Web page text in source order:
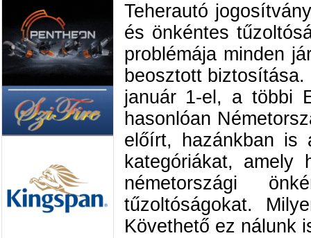
Teherautó
és önkéntes
problémája minden
beosztott
január 1-el, a többi
hasonlóan
előírt, hazánkban is
kategóriákat, amely
németországi
tűzoltóságokat.
Követhető ez nálunk